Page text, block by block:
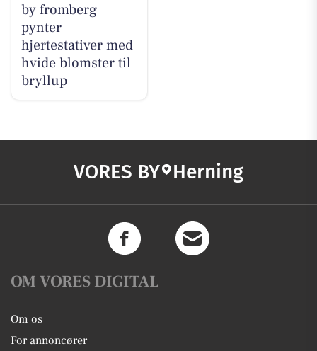
by fromberg
pynter
hjertestativer med
hvide blomster til
bryllup
VORES BY Herning
OM VORES DIGITAL
Om os
For annoncører